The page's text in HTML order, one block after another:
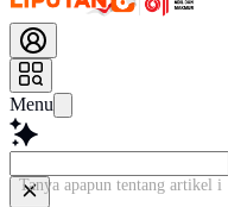
Menu
Tanya apapun tentang artikel